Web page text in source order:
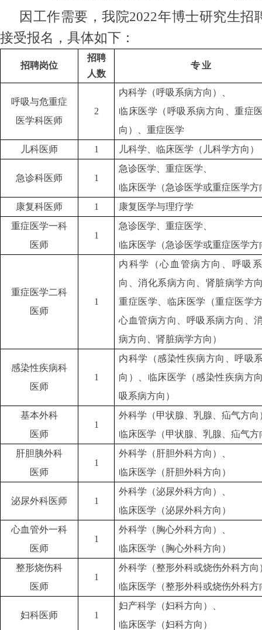
因工作需要，我院2022年博士研究生招
接受报名，具体如下 ：
招聘岗位
招聘
人数
专 业
呼吸与危重症
医学科医师
2
内科学（呼吸系病方向）、
临床医学（呼吸系病方向、重症
向）、重症医学
儿科医师
1 儿科学、临床医学（儿科学方向）
急诊科医师 1
急诊医学、重症医学、
临床医学（急诊医学或重症医学方
康复科医师
1
康复医学与理疗学
重症医学一科
医师
1
急诊医学、重症医学、
临床医学（急诊医学或重症医学方
重症医学二科
医师
1
内科学（心血管病方向、呼吸
向、消化系病方向、肾脏病学方
重症医学、临床医学（重症医学
心血管病方向、呼吸系病方向、
病方向、肾脏病学方向）
感染性疾病科
医师
1
内科学（感染性疾病方向、呼吸
向）、临床医学（感染性疾病方
吸系病方向）
基本外科
医师
1
外科学（甲状腺、乳腺、疝气方向
临床医学（甲状腺、乳腺、疝气方
肝胆胰外科
医师
1
外科学（肝胆外科方向）、
临床医学（肝胆外科方向）
泌尿外科医师 1
外科学（泌尿外科方向）、
临床医学（泌尿外科方向）
心血管外一科
医师
1
外科学（胸心外科方向）、
临床医学（胸心外科方向）
整形烧伤科
医师
1
外科学（整形外科或烧伤外科方向
临床医学（整形外科或烧伤外科方
妇科医师 1
妇产科学（妇科方向）、
临床医学（妇科方向）